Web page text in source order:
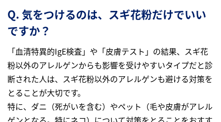
Q. 気をつけるのは、スギ花粉だけでいい
ですか？
「血清特異的IgE検査」や「皮膚テスト」の結果、スギ花
粉以外のアレルゲンからも影響を受けやすいタイプだと診
断された人は、スギ花粉以外のアレルゲンも避ける対策を
とることが大切です。
特に、ダニ（死がいを含む）やペット（毛や皮膚がアレル